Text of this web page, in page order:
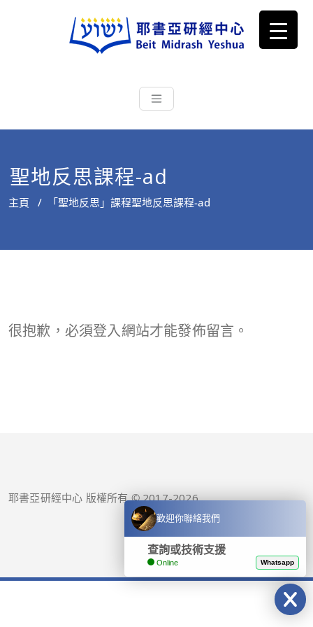
耶書亞研經中心
根源明白聖經，成為更好的門徒
聖地反思課程-ad
主頁 / 「聖地反思」課程聖地反思課程-ad
很抱歉，必須登入網站才能發佈留言。
耶書亞研經中心 版權所有 © 2017-2026
歡迎你聯絡我們
查詢或技術支援
Online Whatsapp